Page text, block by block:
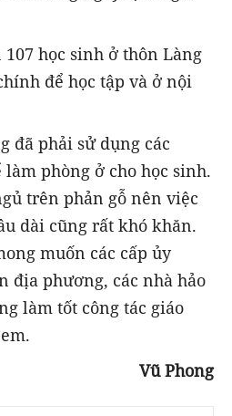
học sinh ở thôn Làng
để học tập và ở nội
đã phải sử dụng các
phòng ở cho học sinh.
trên phản gỗ nên việc
dài cũng rất khó khăn.
muốn các cấp ủy
địa phương, các nhà hảo
làm tốt công tác giáo
Vũ Phong